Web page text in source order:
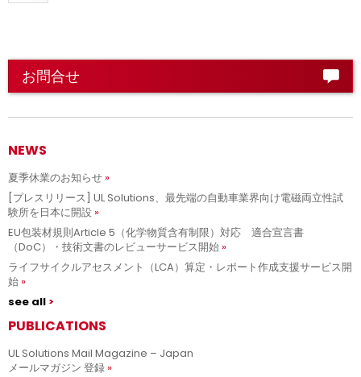
お問合せ
NEWS
夏季休業のお知らせ
[プレスリリース] UL Solutions、最先端の自動車業界向け電磁両立性試
験所を日本に開設
EU包装材規則Article 5（化学物質含有制限）対応 適合宣言書
（DoC）・技術文書のレビューサービス開始
ライフサイクルアセスメント（LCA）算定・レポート作成支援サービス開
始
see all
PUBLICATIONS
UL Solutions Mail Magazine – Japan
メールマガジン 登録